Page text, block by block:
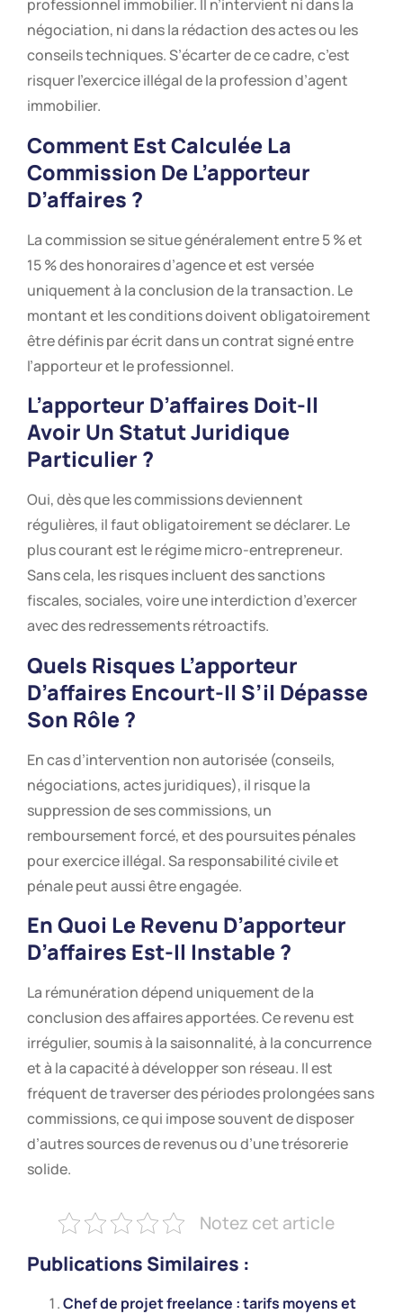
professionnel immobilier. Il n’intervient ni dans la
négociation, ni dans la rédaction des actes ou les
conseils techniques. S’écarter de ce cadre, c’est
risquer l’exercice illégal de la profession d’agent
immobilier.
Comment Est Calculée La
Commission De L’apporteur
D’affaires ?
La commission se situe généralement entre 5 % et
15 % des honoraires d’agence et est versée
uniquement à la conclusion de la transaction. Le
montant et les conditions doivent obligatoirement
être définis par écrit dans un contrat signé entre
l’apporteur et le professionnel.
L’apporteur D’affaires Doit-Il
Avoir Un Statut Juridique
Particulier ?
Oui, dès que les commissions deviennent
régulières, il faut obligatoirement se déclarer. Le
plus courant est le régime micro-entrepreneur.
Sans cela, les risques incluent des sanctions
fiscales, sociales, voire une interdiction d’exercer
avec des redressements rétroactifs.
Quels Risques L’apporteur
D’affaires Encourt-Il S’il Dépasse
Son Rôle ?
En cas d’intervention non autorisée (conseils,
négociations, actes juridiques), il risque la
suppression de ses commissions, un
remboursement forcé, et des poursuites pénales
pour exercice illégal. Sa responsabilité civile et
pénale peut aussi être engagée.
En Quoi Le Revenu D’apporteur
D’affaires Est-Il Instable ?
La rémunération dépend uniquement de la
conclusion des affaires apportées. Ce revenu est
irrégulier, soumis à la saisonnalité, à la concurrence
et à la capacité à développer son réseau. Il est
fréquent de traverser des périodes prolongées sans
commissions, ce qui impose souvent de disposer
d’autres sources de revenus ou d’une trésorerie
solide.
Notez cet article
Publications Similaires :
Chef de projet freelance : tarifs moyens et